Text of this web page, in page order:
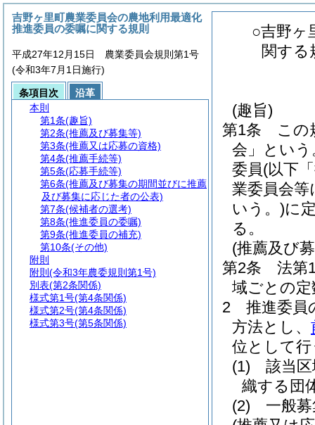
○吉野ヶ
関する
(趣旨)
第1条
この
会」という
委員(以下
業委員会
いう。)に
る。
(推薦及び
第2条
法第
域ごとの
2
推進委員
方法とし、
位として行
(1)
該当
織する団
(2)
一般
吉野ヶ里町農業委員会の農地利用最適化
推進委員の委嘱に関する規則
平成27年12月15日 農業委員会規則第1号
(令和3年7月1日施行)
条項目次
沿革
本則
第1条(趣旨)
第2条(推薦及び募集等)
第3条(推薦又は応募の資格)
第4条(推薦手続等)
第5条(応募手続等)
第6条(推薦及び募集の期間並びに推薦
及び募集に応じた者の公表)
第7条(候補者の選考)
第8条(推進委員の委嘱)
第9条(推進委員の補充)
第10条(その他)
附則
附則 (令和3年農委規則第1号)
別表(第2条関係)
様式第1号(第4条関係)
様式第2号(第4条関係)
様式第3号(第5条関係)